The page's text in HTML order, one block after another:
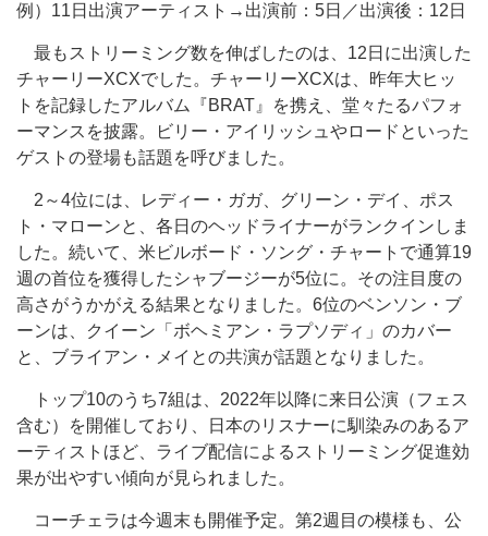
例）11日出演アーティスト→出演前：5日／出演後：12日
最もストリーミング数を伸ばしたのは、12日に出演した
チャーリーXCXでした。チャーリーXCXは、昨年大ヒッ
トを記録したアルバム『BRAT』を携え、堂々たるパフォ
ーマンスを披露。ビリー・アイリッシュやロードといった
ゲストの登場も話題を呼びました。
2～4位には、レディー・ガガ、グリーン・デイ、ポス
ト・マローンと、各日のヘッドライナーがランクインしま
した。続いて、米ビルボード・ソング・チャートで通算19
週の首位を獲得したシャブージーが5位に。その注目度の
高さがうかがえる結果となりました。6位のベンソン・ブ
ーンは、クイーン「ボヘミアン・ラプソディ」のカバー
と、ブライアン・メイとの共演が話題となりました。
トップ10のうち7組は、2022年以降に来日公演（フェス
含む）を開催しており、日本のリスナーに馴染みのあるア
ーティストほど、ライブ配信によるストリーミング促進効
果が出やすい傾向が見られました。
コーチェラは今週末も開催予定。第2週目の模様も、公